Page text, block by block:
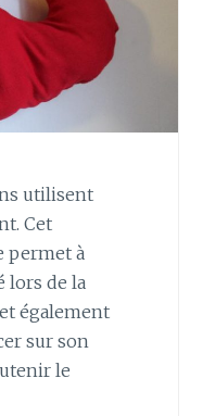
utilisent
Cet
permet à
lors de la
également
sur son
le